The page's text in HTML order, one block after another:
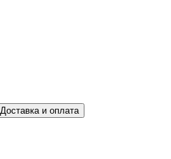
Доставка и оплата